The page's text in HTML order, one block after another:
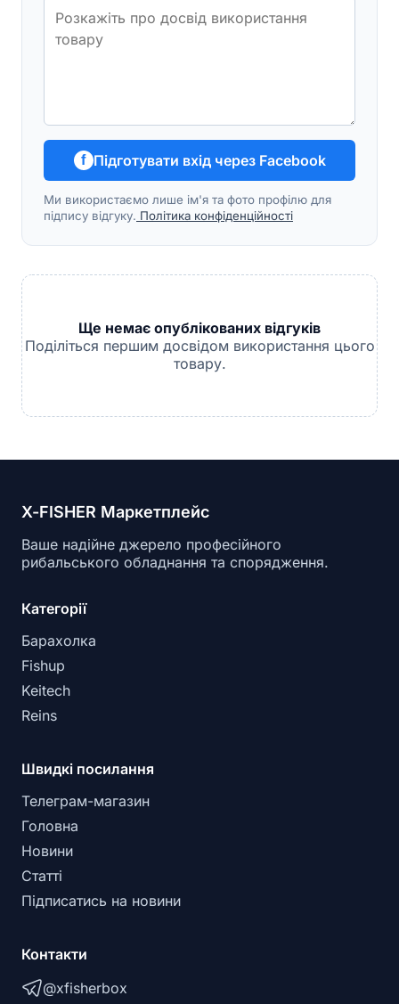
f Підготувати вхід через Facebook
Ми використаємо лише ім'я та фото профілю для
підпису відгуку. Політика конфіденційності
Ще немає опублікованих відгуків
Поділіться першим досвідом використання цього
товару.
X-FISHER Маркетплейс
Ваше надійне джерело професійного
рибальського обладнання та спорядження.
Категорії
Барахолка
Fishup
Keitech
Reins
Швидкі посилання
Телеграм-магазин
Головна
Новини
Статті
Підписатись на новини
Контакти
@xfisherbox